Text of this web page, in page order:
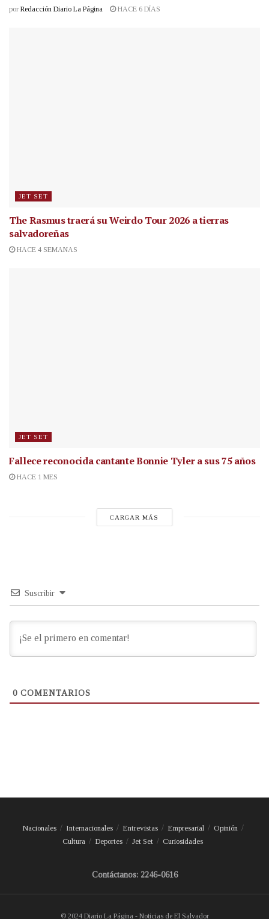
por Redacción Diario La Página HACE 6 DÍAS
JET SET
The Rasmus traerá su Weirdo Tour 2026 a tierras
salvadoreñas
HACE 4 SEMANAS
JET SET
Fallece reconocida cantanteBonnie Tyler a sus 75 años
HACE 1 MES
CARGAR MÁS
Suscribir
0 COMENTARIOS
Nacionales Internacionales Entrevistas Empresarial
Opinión
Cultura
Deportes Jet Set Curiosidades
Contáctanos: 2246-0616
© 2024 Diario La Página - Noticias de El Salvador